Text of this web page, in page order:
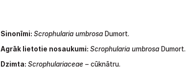
Sinonīmi: Scrophularia umbrosa Dumort.
Agrāk lietotie nosaukumi: Scrophularia umbrosa Dumort.
Dzimta: Scrophulariaceae – cūknātru.